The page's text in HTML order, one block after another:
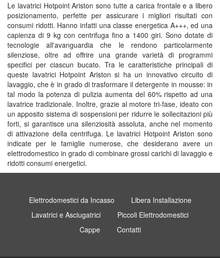
Le lavatrici Hotpoint Ariston sono tutte a carica frontale e a libero
posizionamento, perfette per assicurare i migliori risultati con
consumi ridotti. Hanno infatti una classe energetica A+++, ed una
capienza di 9 kg con centrifuga fino a 1400 giri. Sono dotate di
tecnologie all'avanguardia che le rendono particolarmente
silenziose, oltre ad offrire una grande varietà di programmi
specifici per ciascun bucato. Tra le caratteristiche principali di
queste lavatrici Hotpoint Ariston si ha un innovativo circuito di
lavaggio, che è in grado di trasformare il detergente in mousse: in
tal modo la potenza di pulizia aumenta del 60% rispetto ad una
lavatrice tradizionale. Inoltre, grazie al motore tri-fase, ideato con
un apposito sistema di sospensioni per ridurre le sollecitazioni più
forti, si garantisce una silenziosità assoluta, anche nel momento
di attivazione della centrifuga. Le lavatrici Hotpoint Ariston sono
indicate per le famiglie numerose, che desiderano avere un
elettrodomestico in grado di combinare grossi carichi di lavaggio e
ridotti consumi energetici.
Elettrodomestici da Incasso
Libera Installazione
Lavatrici e Asciugatrici
Piccoli Elettrodomestici
Cappe
Contatti